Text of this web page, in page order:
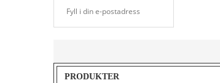
PRODUKTER